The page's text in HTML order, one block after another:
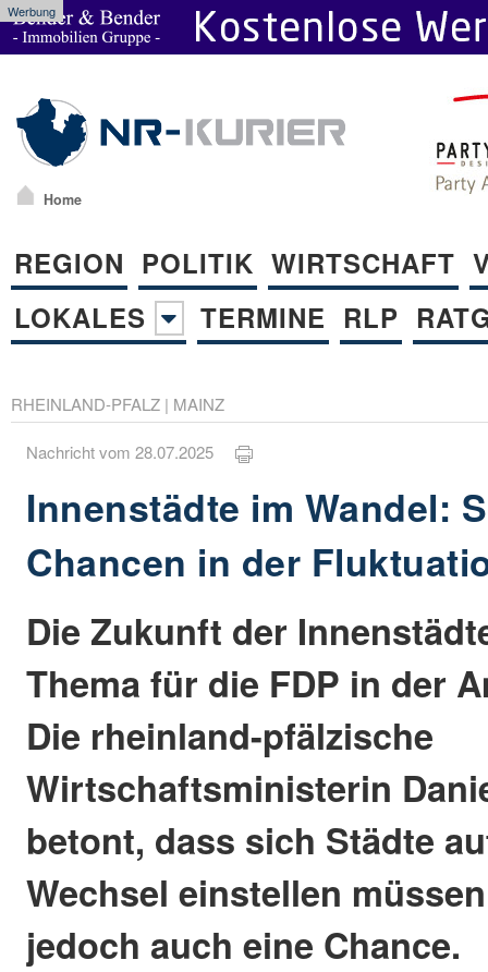
Werbung
Home
REGION POLITIK WIRTSCHAFT
LOKALES
TERMINE RLP
RHEINLAND-PFALZ | MAINZ
Nachricht vom 28.07.2025
Innenstädte im Wandel:
Chancen in der
Die Zukunft der
Thema für die FDP in der
Die rheinland-pfälzische
Wirtschaftsministerin
betont, dass sich Städte
Wechsel einstellen
jedoch auch eine Chance.